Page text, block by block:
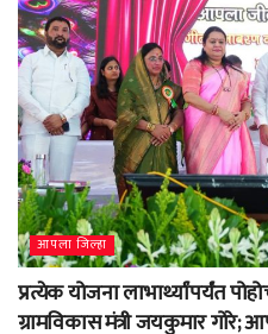
आपला जिल्हा
प्रत्येक योजना लाभार्थ्यांपर्यंत
ग्रामविकास मंत्री जयकुमार गोरे;